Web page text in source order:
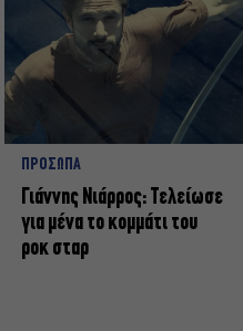
ΠΡΟΣΩΠΑ
Γιάννης Νιάρρος: Τελείωσε
για μένα το κομμάτι του
ροκ σταρ